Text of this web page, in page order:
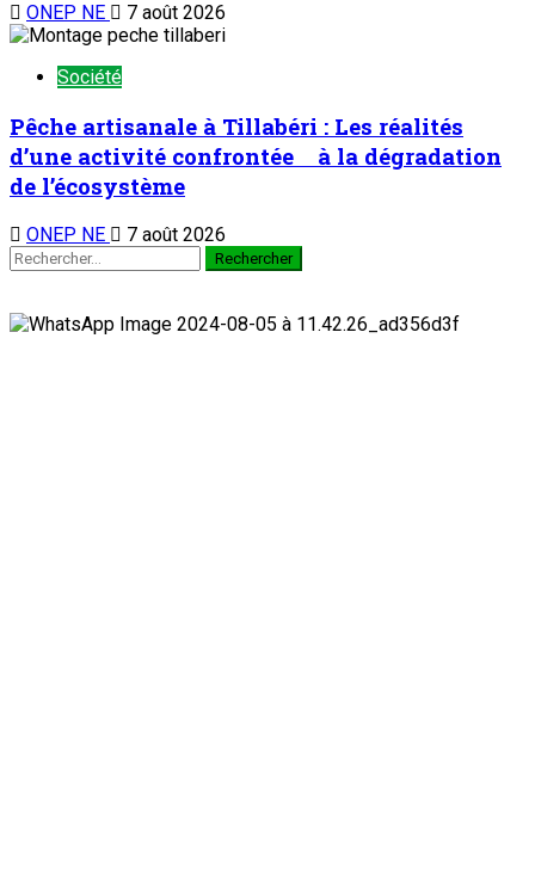
ONEP NE 7 août 2026
Société
Pêche artisanale à Tillabéri : Les réalités
d’une activité confrontée à la dégradation
de l’écosystème
ONEP NE 7 août 2026